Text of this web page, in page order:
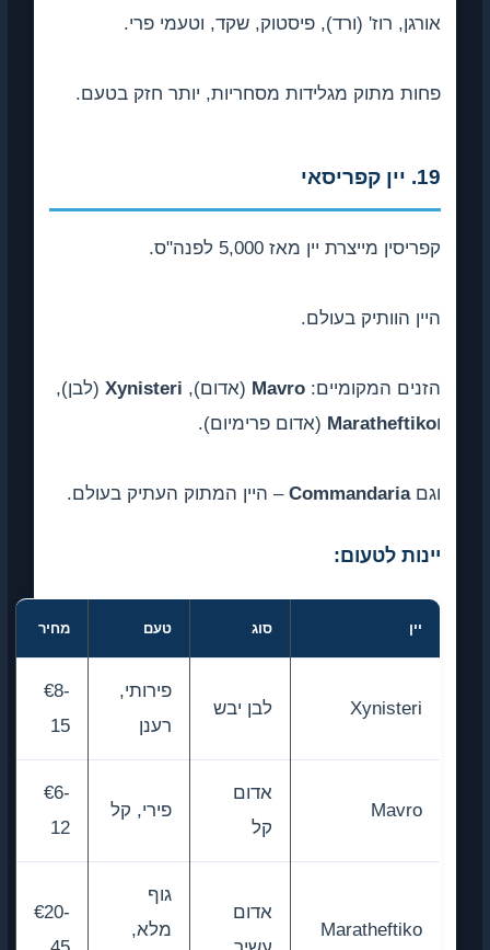
אורגן, רוז' (ורד), פיסטוק, שקד, וטעמי פרי.
פחות מתוק מגלידות מסחריות, יותר חזק בטעם.
19. יין קפריסאי
קפריסין מייצרת יין מאז 5,000 לפנה"ס.
היין הוותיק בעולם.
הזנים המקומיים:Mavro (אדום), Xynisteri (לבן),
וMaratheftiko (אדום פרימיום).
וגםCommandaria – היין המתוק העתיק בעולם.
יינות לטעום:
יין סוג טעם מחיר
Xynisteri לבן יבש
פירותי,
רענן
€8-
15
Mavro
אדום
קל
פירי, קל
€6-
12
Maratheftiko
אדום
גוף
מלא,
€20-